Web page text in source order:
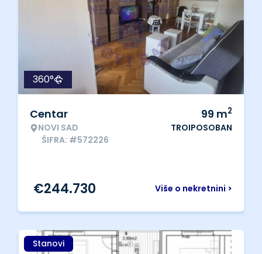
360°
Centar
NOVI SAD
ŠIFRA: #572226
99 m2
TROIPOSOBAN
Više o nekretnini >
€244.730
Stanovi